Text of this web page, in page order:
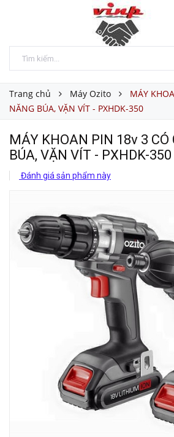
Trang chủ Máy Ozito
MÁY
NĂNG BÚA, VẶN VÍT - PXHDK-350
MÁY KHOAN PIN 18v 3 CÓ
BÚA, VẶN VÍT - PXHDK-350
Đánh giá sản phẩm này